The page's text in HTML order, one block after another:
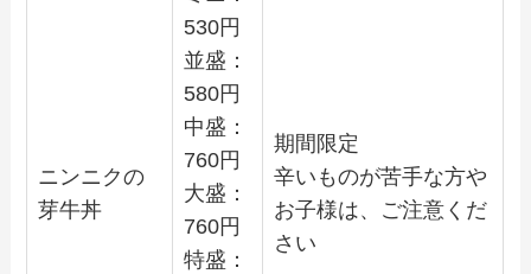
ニンニクの
芽牛丼
530円
並盛：
580円
中盛：
760円
大盛：
760円
特盛：
期間限定
辛いものが苦手な方や
お子様は、ご注意くだ
さい